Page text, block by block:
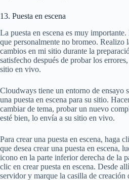
13. Puesta en escena
La puesta en escena es muy
que personalmente no bromeo. Realizo
cambios en mi sitio durante la
satisfecho después de probar los
sitio en vivo.
Cloudways tiene un entorno de ensayo
una puesta en escena para su sitio.
cambiar de tema, probar un nuevo
esté bien, lo envía a su sitio en vivo.
Para crear una puesta en escena, haga
que desea crear una puesta en escena,
icono en la parte inferior derecha de la
clic en crear puesta en escena. Desde
servidor y marque la casilla de creación